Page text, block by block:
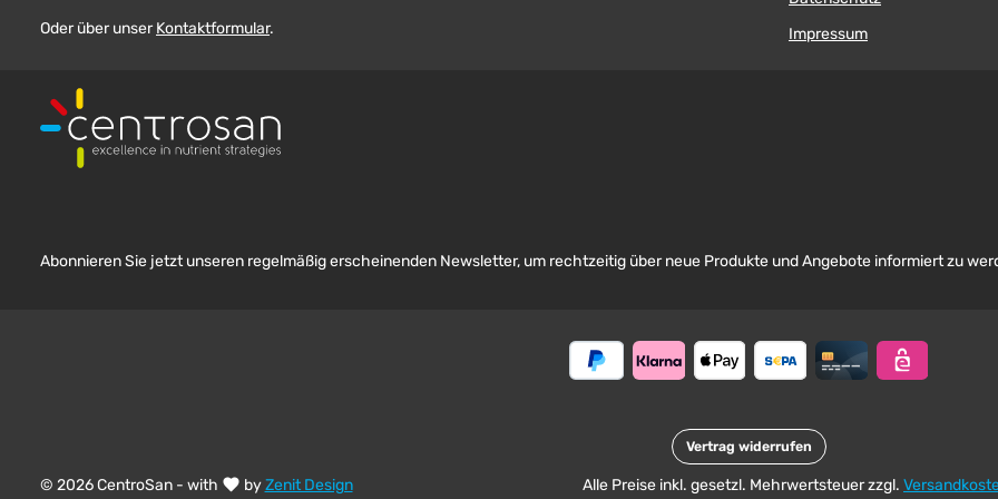
Oder über unserKontaktformular.
Impressum
Abonnieren Sie jetzt unseren regelmäßig erscheinenden Newsletter, um rechtzeitig über neue Produkte und Angebote informiert zu
Vertrag widerrufen
© 2026 CentroSan - with byZenit Design Alle Preise inkl. gesetzl. Mehrwertsteuer zzgl.